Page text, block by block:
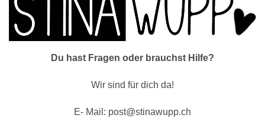
Du hast Fragen oder brauchst Hilfe?
Wir sind für dich da!
E- Mail: post@stinawupp.ch